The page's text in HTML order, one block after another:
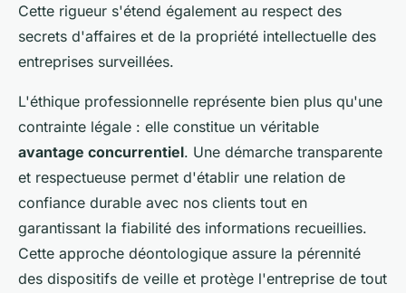
Cette rigueur s'étend également au respect des
secrets d'affaires et de la propriété intellectuelle des
entreprises surveillées.
L'éthique professionnelle représente bien plus qu'une
contrainte légale : elle constitue un véritable
avantage concurrentiel. Une démarche transparente
et respectueuse permet d'établir une relation de
confiance durable avec nos clients tout en
garantissant la fiabilité des informations recueillies.
Cette approche déontologique assure la pérennité
des dispositifs de veille et protège l'entreprise de tout